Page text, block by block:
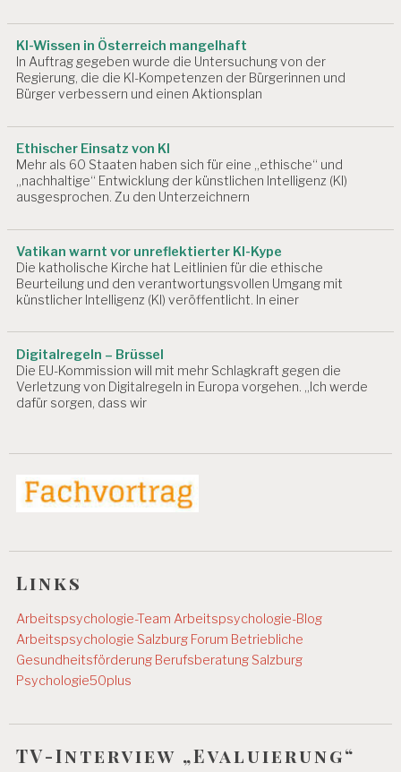
KI-Wissen in Österreich mangelhaft
In Auftrag gegeben wurde die Untersuchung von der
Regierung, die die KI-Kompetenzen der Bürgerinnen und
Bürger verbessern und einen Aktionsplan
Ethischer Einsatz von KI
Mehr als 60 Staaten haben sich für eine „ethische“ und
„nachhaltige“ Entwicklung der künstlichen Intelligenz (KI)
ausgesprochen. Zu den Unterzeichnern
Vatikan warnt vor unreflektierter KI-Kype
Die katholische Kirche hat Leitlinien für die ethische
Beurteilung und den verantwortungsvollen Umgang mit
künstlicher Intelligenz (KI) veröffentlicht. In einer
Digitalregeln – Brüssel
Die EU-Kommission will mit mehr Schlagkraft gegen die
Verletzung von Digitalregeln in Europa vorgehen. „Ich werde
dafür sorgen, dass wir
Links
Arbeitspsychologie-TeamArbeitspsychologie-Blog
Arbeitspsychologie Salzburg Forum Betriebliche
Gesundheitsförderung Berufsberatung Salzburg
Psychologie50plus
TV-Interview „Evaluierung“